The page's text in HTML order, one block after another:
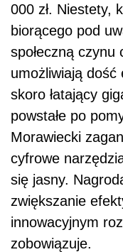
000 zł. Niestety,
biorącego pod
społeczną czynu
umożliwiają dość
skoro łatający
powstałe po
Morawiecki
cyfrowe
się jasny.
zwiększanie
innowacyjnym
zobowiązuje.